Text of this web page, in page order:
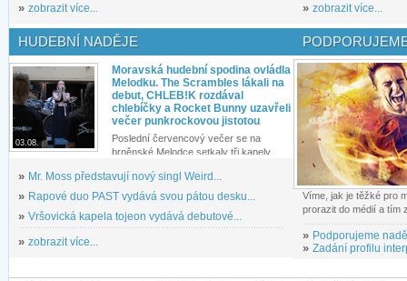
» zobrazit více... » zobrazit více...
HUDEBNÍ NADĚJE
03.08.
Moravská hudební spodina ovládla
Melodku. The Scrambles lákali na
debut, CHLEB!K rozdával
chlebíčky a Rocket Bunny uzavřeli
večer punkrockovou jistotou
Poslední červencový večer se na
brněnské Melodce setkaly tři kapely...
» Mr. Moss představují nový singl Weird...
» Rapové duo PAST vydává svou pátou desku...
» Vršovická kapela tojeon vydává debutové...
» zobrazit více...
Víme, jak je těžké pro
prorazit do médií a tím
» Podporujeme
» Zadání profilu